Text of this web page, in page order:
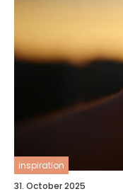
inspiration
31. October 2025